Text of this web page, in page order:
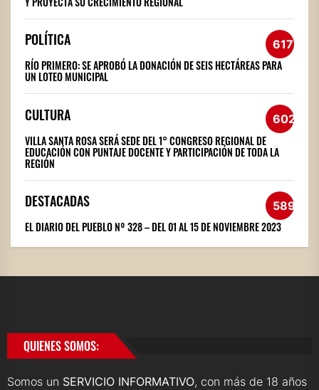
POLÍTICA 617
RÍO PRIMERO: SE APROBÓ LA DONACIÓN DE SEIS HECTÁREAS PARA
UN LOTEO MUNICIPAL
CULTURA 602
VILLA SANTA ROSA SERÁ SEDE DEL 1° CONGRESO REGIONAL DE
EDUCACIÓN CON PUNTAJE DOCENTE Y PARTICIPACIÓN DE TODA LA
REGIÓN
DESTACADAS 589
EL DIARIO DEL PUEBLO Nº 328 – DEL 01 AL 15 DE NOVIEMBRE 2023
QUIENES SOMOS:
Somos un SERVICIO INFORMATIVO, con más de 18 años